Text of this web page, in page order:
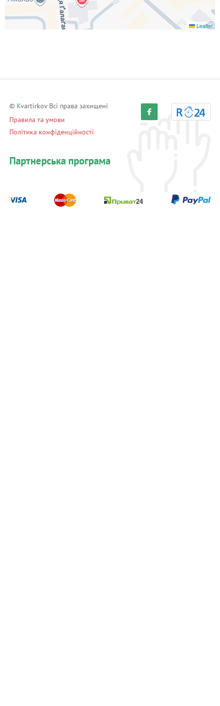
Leaflet
© Kvartirkov Всі права захищені
Правила та умови
Політика конфіденційності
Партнерська програма